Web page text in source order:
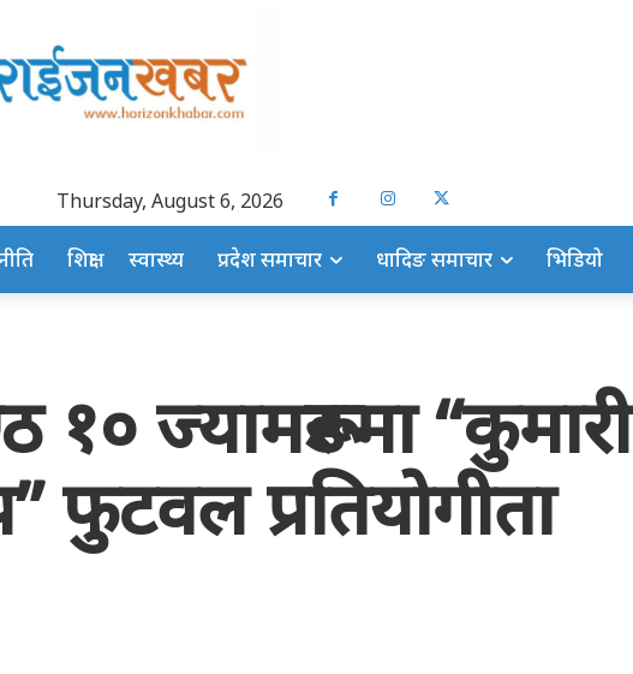
Thursday, August 6, 2026
शिक्षा स्वास्थ्य प्रदेश समाचार धादिङ समाचार भिडियो
१० ज्यामरूङमा “कुमारी
फुटवल प्रतियाेगीता